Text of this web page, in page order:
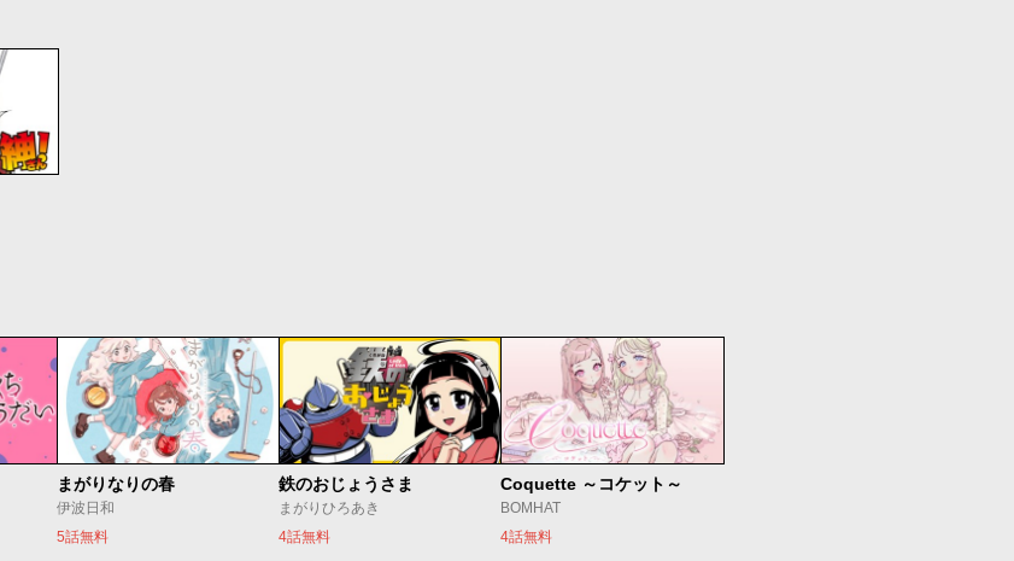
まがりなりの春
伊波日和
5話無料
鉄のおじょうさま
まがりひろあき
4話無料
Coquette ～コケット～
BOMHAT
4話無料